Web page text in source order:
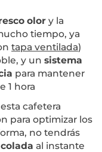
olor y la
tiempo, ya
tapa ventilada)
y un sistema
para mantener
1 hora
esta cafetera
para optimizar los
no tendrás
al instante